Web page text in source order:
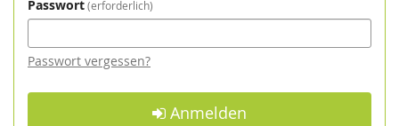
Passwort erforderlich
Passwort vergessen?
Anmelden